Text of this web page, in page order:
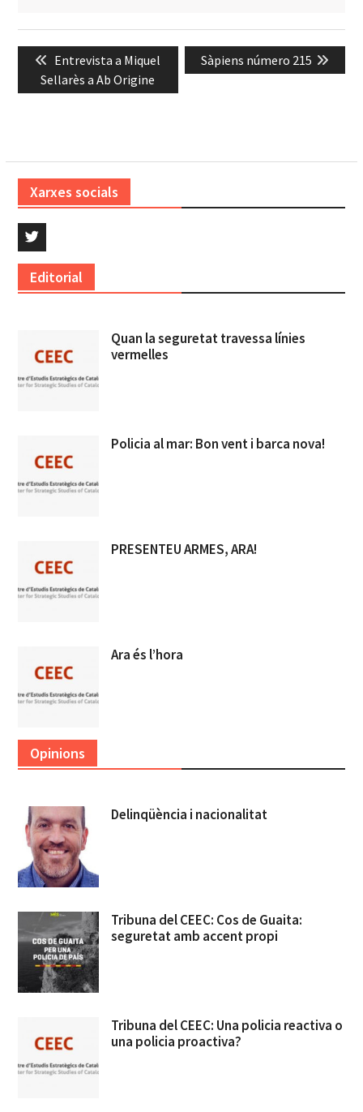
d'entrades
Previous
post:
Entrevista a Miquel
Sellarès a Ab Origine
Next
post:
Sàpiens número 215
Xarxes socials
Editorial
Quan la seguretat travessa línies
vermelles
Policia al mar: Bon vent i barca nova!
PRESENTEU ARMES, ARA!
Ara és l’hora
Opinions
Delinqüència i nacionalitat
Tribuna del CEEC: Cos de Guaita:
seguretat amb accent propi
Tribuna del CEEC: Una policia reactiva o
una policia proactiva?